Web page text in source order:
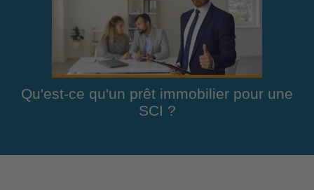
Qu'est-ce qu'un prêt immobilier pour une
SCI ?